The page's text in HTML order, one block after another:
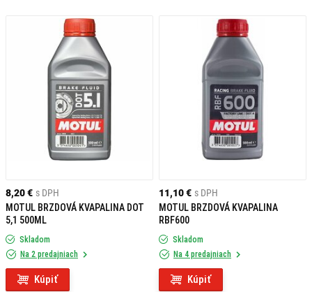
8,20 € s DPH
MOTUL BRZDOVÁ KVAPALINA DOT
5,1 500ML
Skladom
Na 2 predajniach
Kúpiť
11,10 € s DPH
MOTUL BRZDOVÁ KVAPALINA
RBF600
Skladom
Na 4 predajniach
Kúpiť